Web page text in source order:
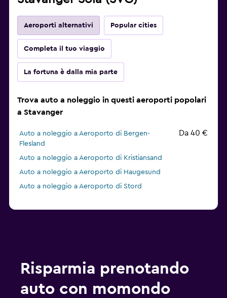
Aeroporti alternativi Popular cities
Completa il tuo viaggio
La fortuna è dalla mia parte
Trova auto a noleggio in questi aeroporti popolari
a Stavanger
Auto a noleggio a Aeroporto di Bergen-
Flesland
Da 40 €
Auto a noleggio a Aeroporto di Kristiansand
Auto a noleggio a Aeroporto di Haugesund
Auto a noleggio a Aeroporto di Stord
Risparmia prenotando
auto con momondo